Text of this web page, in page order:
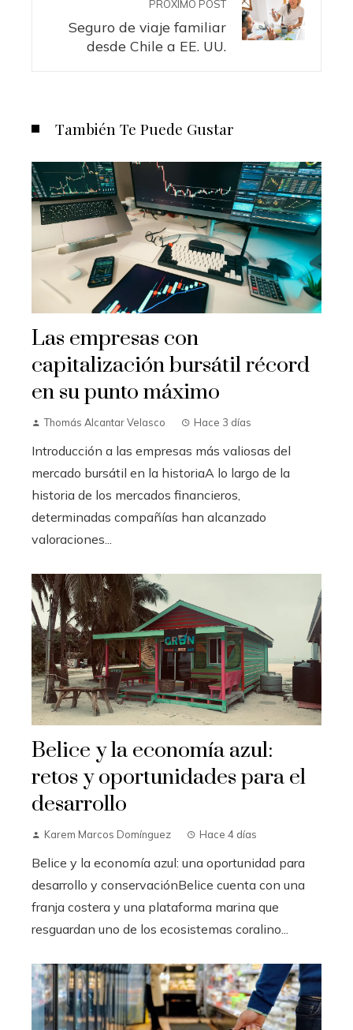
PRÓXIMO POST
Seguro de viaje familiar
desde Chile a EE. UU.
También Te Puede Gustar
Las empresas con
capitalización bursátil récord
en su punto máximo
Thomás Alcantar Velasco Hace 3 días
Introducción a las empresas más valiosas del
mercado bursátil en la historiaA lo largo de la
historia de los mercados financieros,
determinadas compañías han alcanzado
valoraciones...
Belice y la economía azul:
retos y oportunidades para el
desarrollo
Karem Marcos Domínguez Hace 4 días
Belice y la economía azul: una oportunidad para
desarrollo y conservaciónBelice cuenta con una
franja costera y una plataforma marina que
resguardan uno de los ecosistemas coralino...